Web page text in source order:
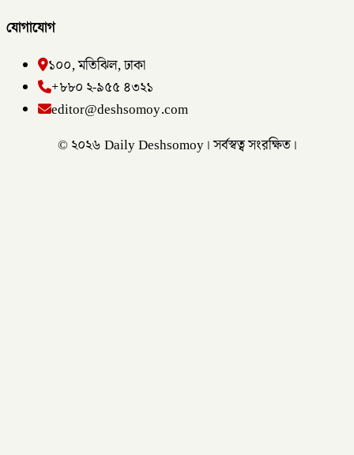
যোগাযোগ
১০০, মতিঝিল, ঢাকা
+৮৮০ ২-৯৫৫ ৪৩২১
editor@deshsomoy.com
© ২০২৬ Daily Deshsomoy। সর্বস্বত্ব সংরক্ষিত।